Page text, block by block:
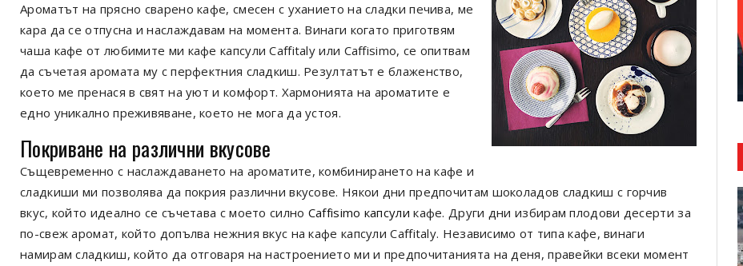
Ароматът на прясно сварено кафе, смесен с уханието на сладки печива, ме
кара да се отпусна и наслаждавам на момента. Винаги когато приготвям
чаша кафе от любимите ми кафе капсули Caffitaly или Caffisimo, се опитвам
да съчетая аромата му с перфектния сладкиш. Резултатът е блаженство,
което ме пренася в свят на уют и комфорт. Хармонията на ароматите е
едно уникално преживяване, което не мога да устоя.
Покриване на различни вкусове
Същевременно с наслаждаването на ароматите, комбинирането на кафе и
сладкиши ми позволява да покрия различни вкусове. Някои дни предпочитам шоколадов сладкиш с горчив
вкус, който идеално се съчетава с моето силно Caffisimo капсули кафе. Други дни избирам плодови десерти за
по-свеж аромат, който допълва нежния вкус на кафе капсули Caffitaly. Независимо от типа кафе, винаги
намирам сладкиш, който да отговаря на настроението ми и предпочитанията на деня, правейки всеки момент